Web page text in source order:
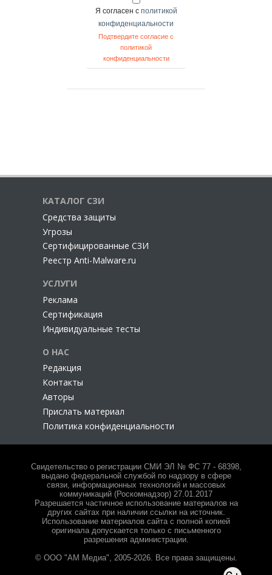
Я согласен с политикой
конфиденциальности
Подтвердите согласие с
политикой
конфиденциальности
КАТАЛОГ СЗИ
Cредства защиты
Угрозы
Сертифицированные СЗИ
Реестр Anti-Malware.ru
УСЛУГИ
Реклама
Сертификация
Индивидуальные тесты
О НАС
Редакция
Контакты
Авторы
Прислать материал
Политика конфиденциальности
Свидетельство о регистрации СМИ ЭЛ № ФС 77 - 68398,
выдано федеральной службой по надзору в сфере
связи, информационных технологий и массовых
коммуникаций (Роскомнадзор) 27.01.2017
Разрешается частичное использование материалов на
других сайтах при наличии ссылки на источник.
Использование материалов сайта с полной копией
оригинала допускается только с письменного
разрешения администрации.
© ООО "АМ Медиа", 2005-2026. Все права защищены.